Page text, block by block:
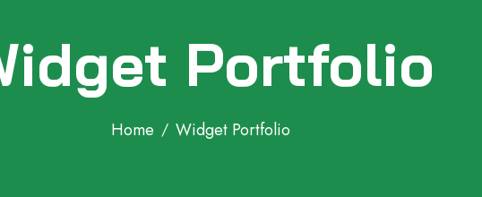
Portfolio
Home Widget Portfolio